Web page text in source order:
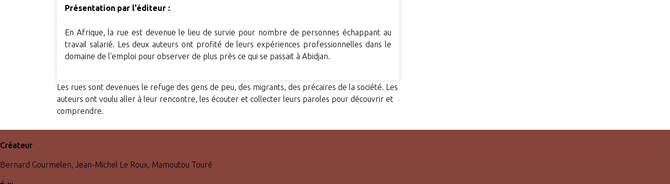
Présentation par l'éditeur :
En Afrique, la rue est devenue le lieu de survie pour nombre de personnes échappant au
travail salarié. Les deux auteurs ont profité de leurs expériences professionnelles dans le
domaine de l'emploi pour observer de plus près ce qui se passait à Abidjan.
Les rues sont devenues le refuge des gens de peu, des migrants, des précaires de la société. Les
auteurs ont voulu aller à leur rencontre, les écouter et collecter leurs paroles pour découvrir et
comprendre.
Créateur
Bernard Gourmelen, Jean-Michel Le Roux, Mamoutou Touré